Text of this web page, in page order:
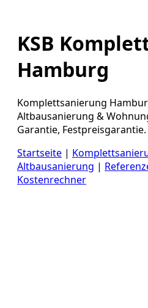
KSB
Hamburg
Komplettsanierung
Altbausanierung &
Garantie, Festpreisgarantie.
Startseite |
Altbausanierung |
Kostenrechner